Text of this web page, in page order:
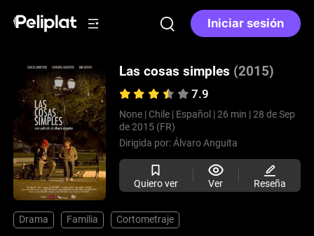
Iniciar sesión
Las cosas simples (2015)
7.9
None | Chile | Español | 26 min | 28 de Sep
de 2015 (FR)
Dirigida por:Álvaro Anguita
Quiero ver Ver Reseña
Drama Familia Cortometraje